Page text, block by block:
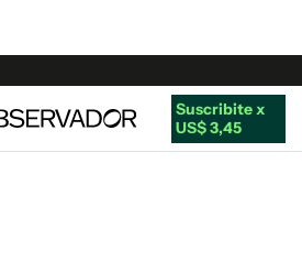
Suscribite x
US$ 3,45